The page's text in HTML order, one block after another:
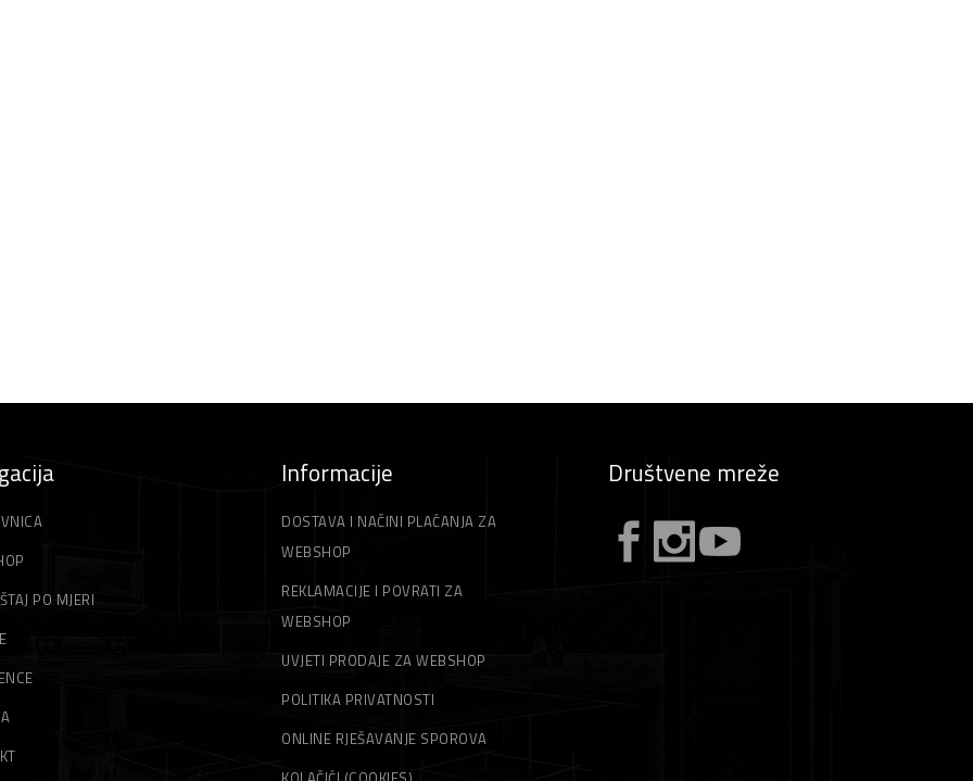
PO MJERI
Informacije
DOSTAVA I NAČINI PLAĆANJA ZA
WEBSHOP
REKLAMACIJE I POVRATI ZA
WEBSHOP
UVJETI PRODAJE ZA WEBSHOP
POLITIKA PRIVATNOSTI
ONLINE RJEŠAVANJE SPOROVA
Društvene mreže